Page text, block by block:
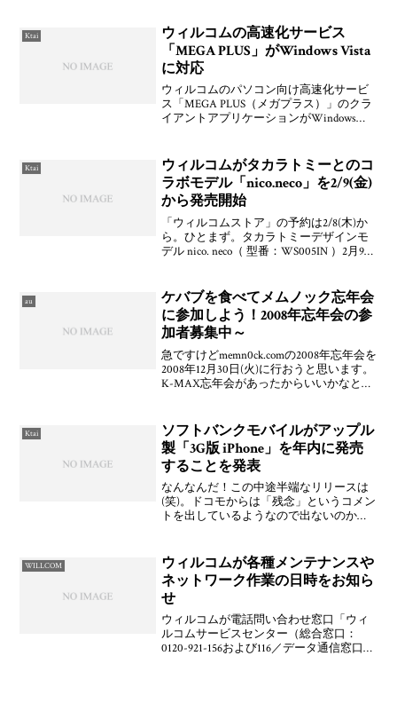
なんとウィルコム「W-ZERO3シリーズ」
などのWi
Ktai
ウィルコムの高速化サービス
「MEGA PLUS」がWindows Vista
に対応
ウィルコムのパソコン向け高速化サービ
ス「MEGA PLUS（メガプラス）」のクラ
イアントアプリケーションがWindows
トと同じくVentiri W
Ktai
ウィルコムがタカラトミーとのコ
ラボモデル「nico.neco」を2/9(金)
から発売開始
「ウィルコムストア」の予約は2/8(木)か
ら。ひとまず。タカラトミーデザインモ
デル nico. neco（ 型番：WS005IN ）2月9日
au
ケバブを食べてメムノック忘年会
に参加しよう！2008年忘年会の参
加者募集中～
急ですけどmemn0ck.comの2008年忘年会を
2008年12月30日(火)に行おうと思います。
K-MAX忘年会があったからいいかなと思
じめての人も是非是非！まった
Ktai
ソフトバンクモバイルがアップル
製「3G版 iPhone」を年内に発売
することを発表
なんなんだ！この中途半端なリリースは
(笑)。ドコモからは「残念」というコメン
トを出しているようなので出ないのか
ングでソフトバンクからリリースが出た
ということはやはり3G
WILLCOM
ウィルコムが各種メンテナンスや
ネットワーク作業の日時をお知ら
せ
ウィルコムが電話問い合わせ窓口「ウィ
ルコムサービスセンター（総合窓口：
0120-921-156および116／データ通信窓口：